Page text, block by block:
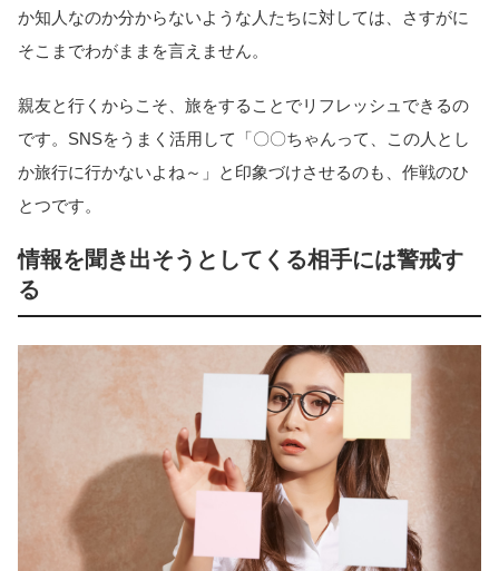
か知人なのか分からないような人たちに対しては、さすがに
そこまでわがままを言えません。
親友と行くからこそ、旅をすることでリフレッシュできるの
です。SNSをうまく活用して「〇〇ちゃんって、この人とし
か旅行に行かないよね～」と印象づけさせるのも、作戦のひ
とつです。
情報を聞き出そうとしてくる相手には警戒す
る